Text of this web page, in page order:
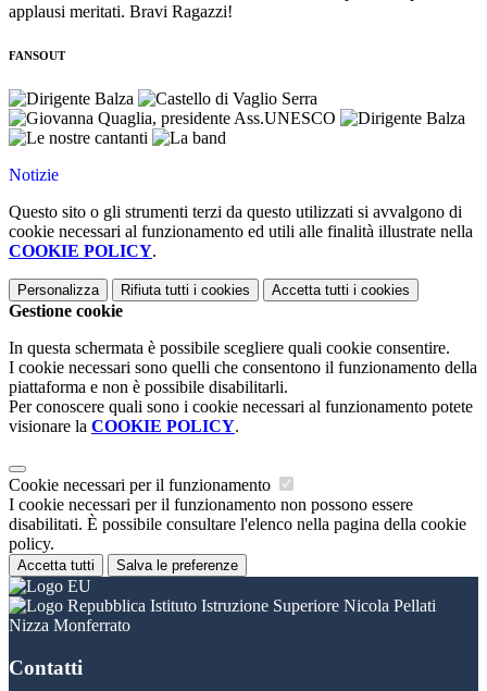
applausi meritati. Bravi Ragazzi!
FANSOUT
Notizie
Questo sito o gli strumenti terzi da questo utilizzati si avvalgono di
cookie necessari al funzionamento ed utili alle finalità illustrate nella
COOKIE POLICY.
Personalizza Rifiuta tutti i cookies Accetta tutti i cookies
Gestione cookie
In questa schermata è possibile scegliere quali cookie consentire.
I cookie necessari sono quelli che consentono il funzionamento della
piattaforma e non è possibile disabilitarli.
Per conoscere quali sono i cookie necessari al funzionamento potete
visionare la COOKIE POLICY.
Cookie necessari per il funzionamento
I cookie necessari per il funzionamento non possono essere
disabilitati. È possibile consultare l'elenco nella pagina della cookie
policy.
Accetta tutti Salva le preferenze
Istituto Istruzione Superiore Nicola Pellati
Nizza Monferrato
Contatti